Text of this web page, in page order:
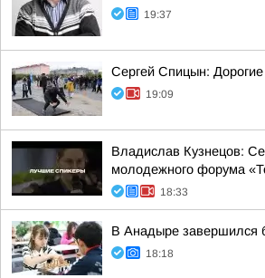
19:37
Сергей Спицын:
19:09
Владислав Кузнецов:
молодежного форума
18:33
В Анадыре завершился
18:18